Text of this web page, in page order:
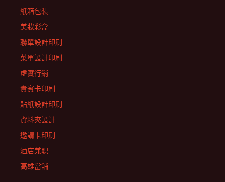
紙箱包裝
美妝彩盒
聯單設計印刷
菜單設計印刷
虛實行銷
貴賓卡印刷
貼紙設計印刷
資料夾設計
邀請卡印刷
酒店兼职
高雄當舖